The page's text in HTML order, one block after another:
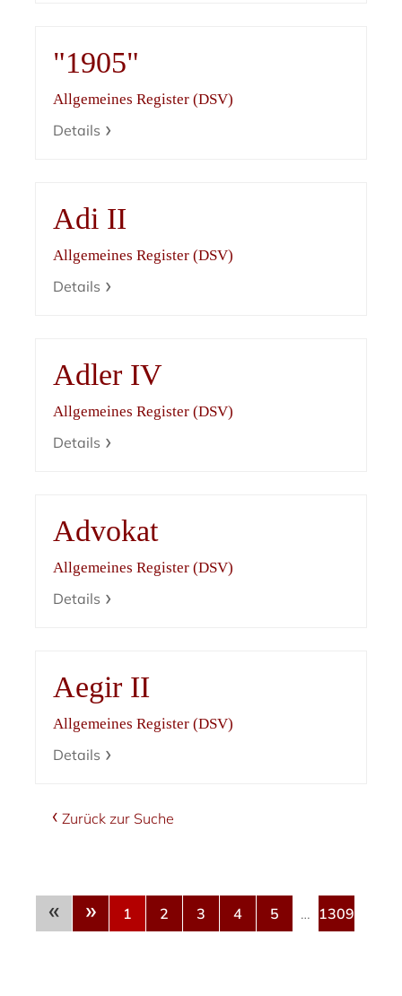
"1905"
Allgemeines Register (DSV)
Details
Adi II
Allgemeines Register (DSV)
Details
Adler IV
Allgemeines Register (DSV)
Details
Advokat
Allgemeines Register (DSV)
Details
Aegir II
Allgemeines Register (DSV)
Details
Zurück zur Suche
« » 1 2 3 4 5 … 1309